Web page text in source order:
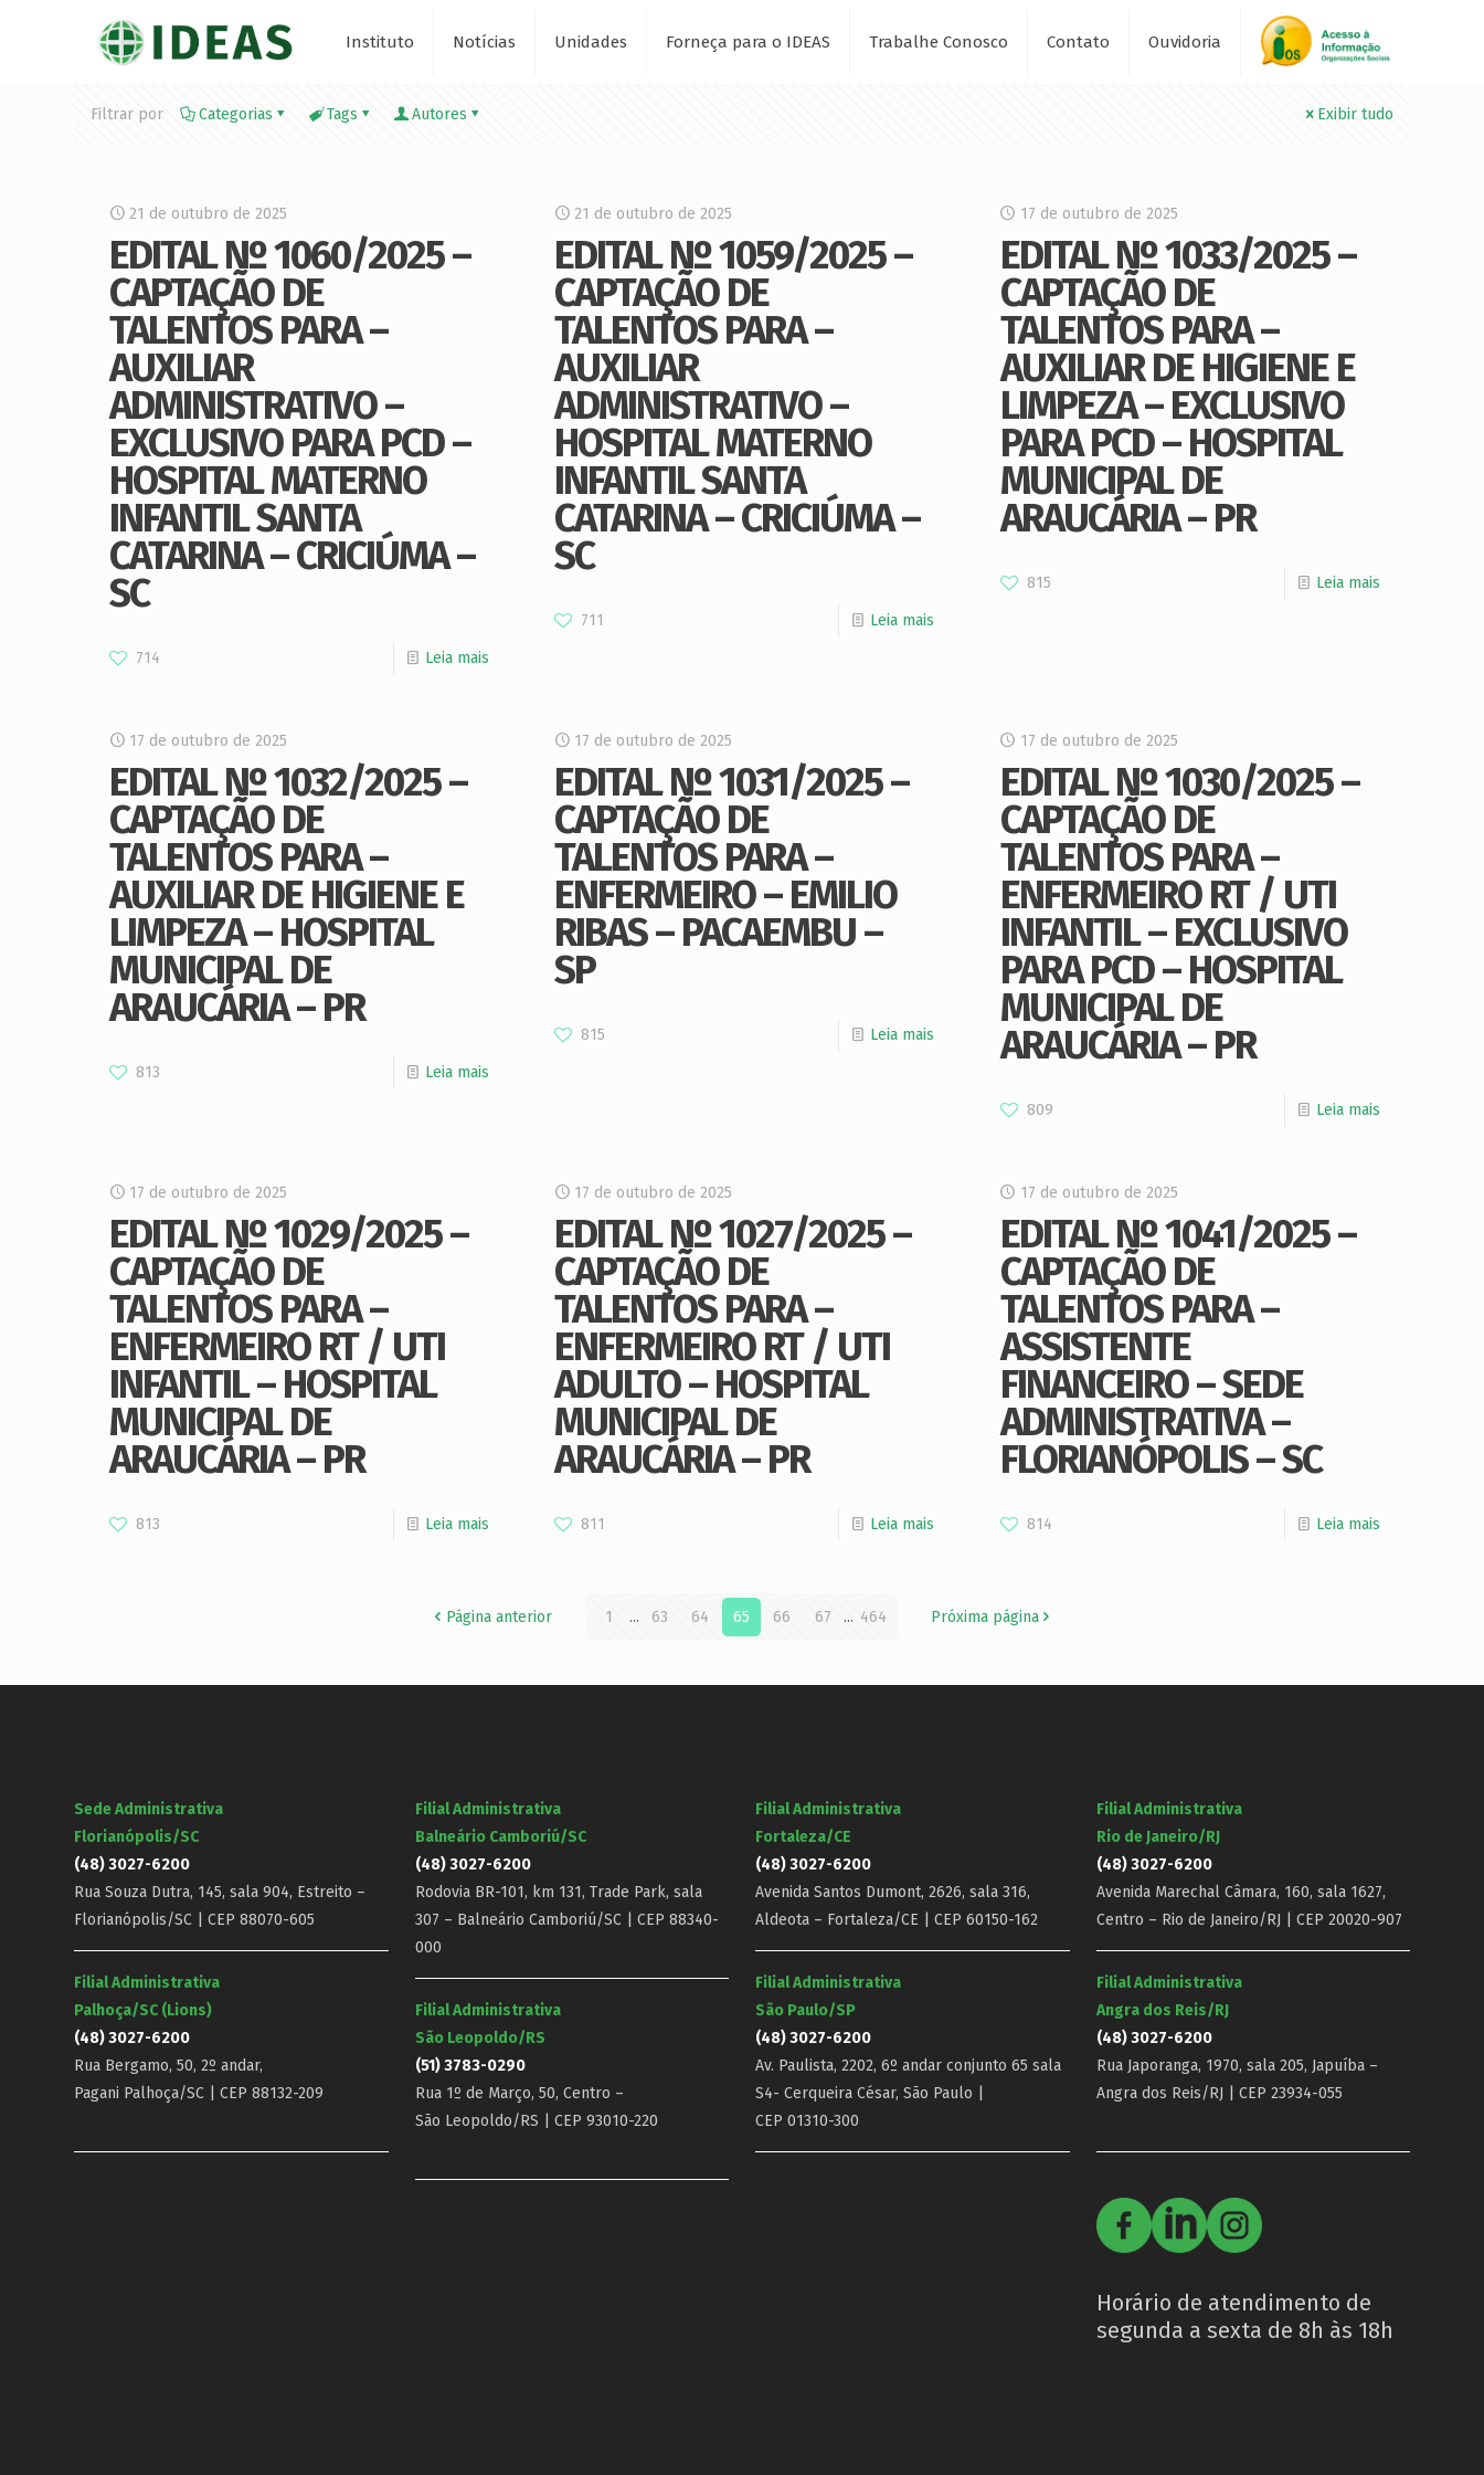
Instituto Notícias Unidades Forneça para o IDEAS Trabalhe Conosco Contato Ouvidoria
Filtrar por Categorias Tags Autores Exibir tudo
21 de outubro de 2025
EDITAL Nº 1060/2025 –
CAPTAÇÃO DE
TALENTOS PARA –
AUXILIAR
ADMINISTRATIVO –
EXCLUSIVO PARA PCD –
HOSPITAL MATERNO
INFANTIL SANTA
CATARINA – CRICIÚMA –
SC
714 Leia mais
21 de outubro de 2025
EDITAL Nº 1059/2025 –
CAPTAÇÃO DE
TALENTOS PARA –
AUXILIAR
ADMINISTRATIVO –
HOSPITAL MATERNO
INFANTIL SANTA
CATARINA – CRICIÚMA –
SC
711 Leia mais
17 de outubro de 2025
EDITAL Nº 1033/2025 –
CAPTAÇÃO DE
TALENTOS PARA –
AUXILIAR DE HIGIENE E
LIMPEZA – EXCLUSIVO
PARA PCD – HOSPITAL
MUNICIPAL DE
ARAUCÁRIA – PR
815 Leia mais
17 de outubro de 2025
EDITAL Nº 1032/2025 –
CAPTAÇÃO DE
TALENTOS PARA –
AUXILIAR DE HIGIENE E
LIMPEZA – HOSPITAL
MUNICIPAL DE
ARAUCÁRIA – PR
813 Leia mais
17 de outubro de 2025
EDITAL Nº 1031/2025 –
CAPTAÇÃO DE
TALENTOS PARA –
ENFERMEIRO – EMILIO
RIBAS – PACAEMBU –
SP
815 Leia mais
17 de outubro de 2025
EDITAL Nº 1030/2025 –
CAPTAÇÃO DE
TALENTOS PARA –
ENFERMEIRO RT / UTI
INFANTIL – EXCLUSIVO
PARA PCD – HOSPITAL
MUNICIPAL DE
ARAUCÁRIA – PR
809 Leia mais
17 de outubro de 2025
EDITAL Nº 1029/2025 –
CAPTAÇÃO DE
TALENTOS PARA –
ENFERMEIRO RT / UTI
INFANTIL – HOSPITAL
MUNICIPAL DE
ARAUCÁRIA – PR
813 Leia mais
17 de outubro de 2025
EDITAL Nº 1027/2025 –
CAPTAÇÃO DE
TALENTOS PARA –
ENFERMEIRO RT / UTI
ADULTO – HOSPITAL
MUNICIPAL DE
ARAUCÁRIA – PR
811 Leia mais
17 de outubro de 2025
EDITAL Nº 1041/2025 –
CAPTAÇÃO DE
TALENTOS PARA –
ASSISTENTE
FINANCEIRO – SEDE
ADMINISTRATIVA –
FLORIANÓPOLIS – SC
814 Leia mais
Página anterior 1 ... 63 64 65 66 67 ... 464 Próxima página
Sede Administrativa
Florianópolis/SC
(48) 3027-6200
Rua Souza Dutra, 145, sala 904, Estreito –
Florianópolis/SC | CEP 88070-605
Filial Administrativa
Palhoça/SC (Lions)
(48) 3027-6200
Rua Bergamo, 50, 2º andar,
Pagani Palhoça/SC | CEP 88132-209
Filial Administrativa
Balneário Camboriú/SC
(48) 3027-6200
Rodovia BR-101, km 131, Trade Park, sala
307 – Balneário Camboriú/SC | CEP 88340-
000
Filial Administrativa
São Leopoldo/RS
(51) 3783-0290
Rua 1º de Março, 50, Centro –
São Leopoldo/RS | CEP 93010-220
Filial Administrativa
Fortaleza/CE
(48) 3027-6200
Avenida Santos Dumont, 2626, sala 316,
Aldeota – Fortaleza/CE | CEP 60150-162
Filial Administrativa
São Paulo/SP
(48) 3027-6200
Av. Paulista, 2202, 6º andar conjunto 65 sala
S4- Cerqueira César, São Paulo |
CEP 01310-300
Filial Administrativa
Rio de Janeiro/RJ
(48) 3027-6200
Avenida Marechal Câmara, 160, sala 1627,
Centro – Rio de Janeiro/RJ | CEP 20020-907
Filial Administrativa
Angra dos Reis/RJ
(48) 3027-6200
Rua Japoranga, 1970, sala 205, Japuíba –
Angra dos Reis/RJ | CEP 23934-055
Horário de atendimento de
segunda a sexta de 8h às 18h